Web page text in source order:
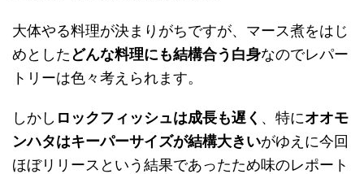
大体やる料理が決まりがちですが、マース煮をはじ
めとしたどんな料理にも結構合う白身なのでレパー
トリーは色々考えられます。
しかし ロックフィッシュは成長も遅く 、特にオオモ
ンハタはキーパーサイズが結構大きいがゆえに今回
ほぼリリースという結果であったため味のレポート